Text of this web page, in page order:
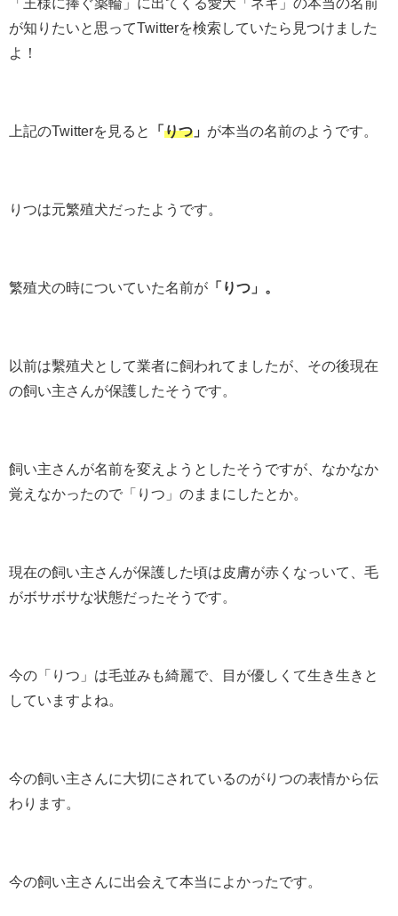
「王様に捧ぐ薬輪」に出てくる愛犬「ネギ」の本当の名前
が知りたいと思ってTwitterを検索していたら見つけました
よ！
上記のTwitterを見ると 「 りつ 」 が本当の名前のようです。
りつは元繁殖犬だったようです。
繁殖犬の時についていた名前が 「りつ」。
以前は繫殖犬として業者に飼われてましたが、その後現在
の飼い主さんが保護したそうです。
飼い主さんが名前を変えようとしたそうですが、なかなか
覚えなかったので「りつ」のままにしたとか。
現在の飼い主さんが保護した頃は皮膚が赤くなっいて、毛
がボサボサな状態だったそうです。
今の「りつ」は毛並みも綺麗で、目が優しくて生き生きと
していますよね。
今の飼い主さんに大切にされているのがりつの表情から伝
わります。
今の飼い主さんに出会えて本当によかったです。